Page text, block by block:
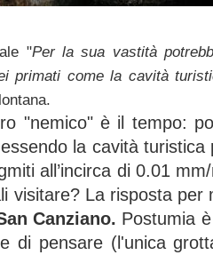
"Per la sua vastità
primati come la cavità
lontana.
"nemico" è il tempo:
la cavità
all’incirca di 0.01
visitare? La risposta per
Canziano. Postumia
di pensare (l'unica